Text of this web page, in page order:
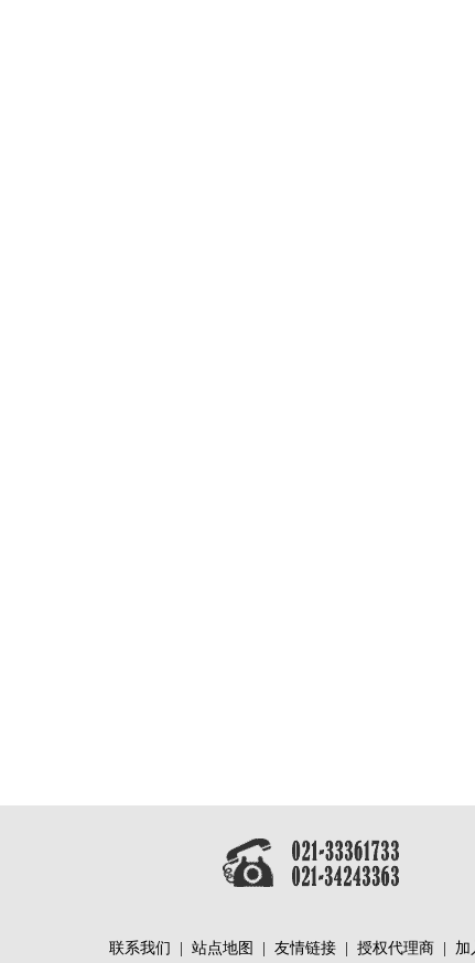
联系我们 站点地图 友情链接 授权代理商 加